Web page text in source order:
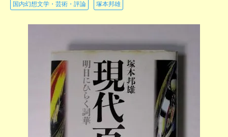
国内幻想文学・芸術・評論 塚本邦雄